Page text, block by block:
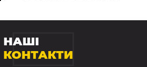
НАШІ
КОНТАКТИ